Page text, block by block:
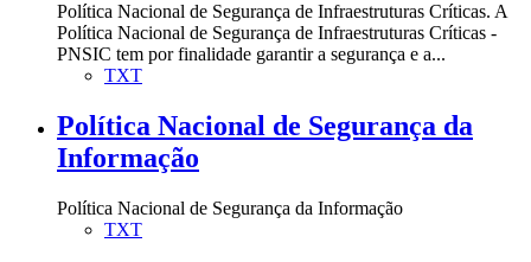
Política Nacional de Segurança de Infraestruturas Críticas. A
Política Nacional de Segurança de Infraestruturas Críticas -
PNSIC tem por finalidade garantir a segurança e a...
TXT
Política Nacional de Segurança da
Informação
Política Nacional de Segurança da Informação
TXT